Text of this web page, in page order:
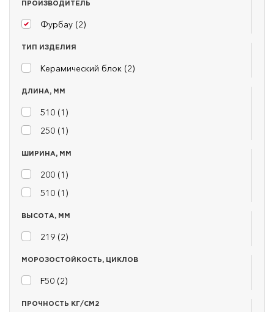
ПРОИЗВОДИТЕЛЬ
Фурбау (2)
ТИП ИЗДЕЛИЯ
Керамический блок (2)
ДЛИНА, ММ
510 (1 )
250 (1 )
ШИРИНА, ММ
200 (1 )
510 (1 )
ВЫСОТА, ММ
219 (2)
МОРОЗОСТОЙКОСТЬ, ЦИКЛОВ
F50 (2)
ПРОЧНОСТЬ КГ/СМ2